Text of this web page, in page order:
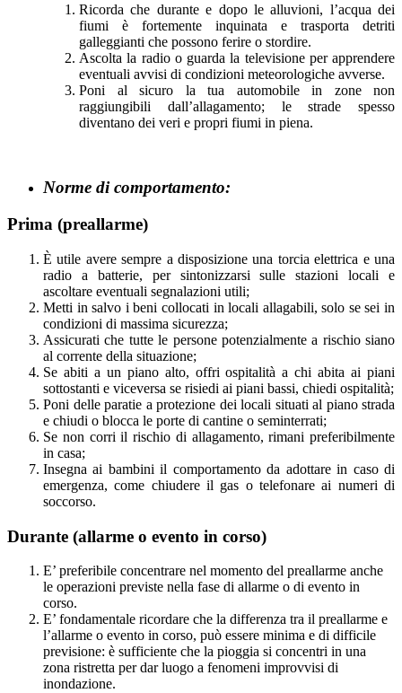
Ricorda che durante e dopo le alluvioni, l’acqua dei
fiumi è fortemente inquinata e trasporta detriti
galleggianti che possono ferire o stordire.
Ascolta la radio o guarda la televisione per apprendere
eventuali avvisi di condizioni meteorologiche avverse.
Poni al sicuro la tua automobile in zone non
raggiungibili dall’allagamento; le strade spesso
diventano dei veri e propri fiumi in piena.
Norme di comportamento:
Prima (preallarme)
È utile avere sempre a disposizione una torcia elettrica e una
radio a batterie, per sintonizzarsi sulle stazioni locali e
ascoltare eventuali segnalazioni utili;
Metti in salvo i beni collocati in locali allagabili, solo se sei in
condizioni di massima sicurezza;
Assicurati che tutte le persone potenzialmente a rischio siano
al corrente della situazione;
Se abiti a un piano alto, offri ospitalità a chi abita ai piani
sottostanti e viceversa se risiedi ai piani bassi, chiedi ospitalità;
Poni delle paratie a protezione dei locali situati al piano strada
e chiudi o blocca le porte di cantine o seminterrati;
Se non corri il rischio di allagamento, rimani preferibilmente
in casa;
Insegna ai bambini il comportamento da adottare in caso di
emergenza, come chiudere il gas o telefonare ai numeri di
soccorso.
Durante (allarme o evento in corso)
E’ preferibile concentrare nel momento del preallarme anche
le operazioni previste nella fase di allarme o di evento in
corso.
E’ fondamentale ricordare che la differenza tra il preallarme e
l’allarme o evento in corso, può essere minima e di difficile
previsione: è sufficiente che la pioggia si concentri in una
zona ristretta per dar luogo a fenomeni improvvisi di
inondazione.